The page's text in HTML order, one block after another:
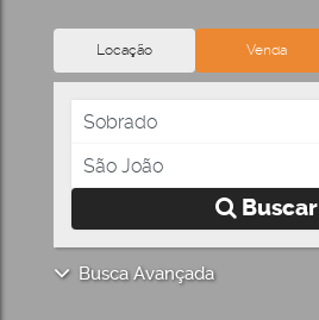
Locação Venda
Sobrado
São João
Buscar
Busca Avançada